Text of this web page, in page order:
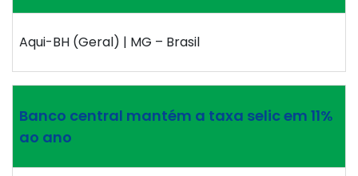
Aqui-BH (Geral) | MG – Brasil
Banco central mantém a taxa selic em 11%
ao ano